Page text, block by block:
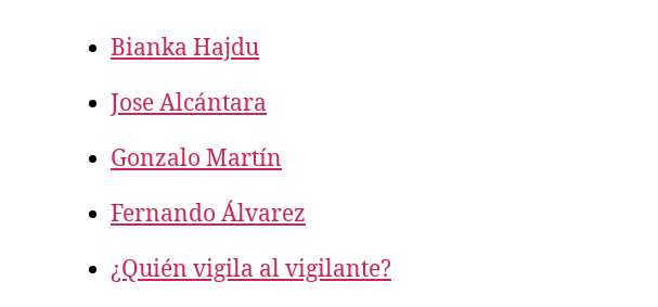
Bianka Hajdu
Jose Alcántara
Gonzalo Martín
Fernando Álvarez
¿Quién vigila al vigilante?